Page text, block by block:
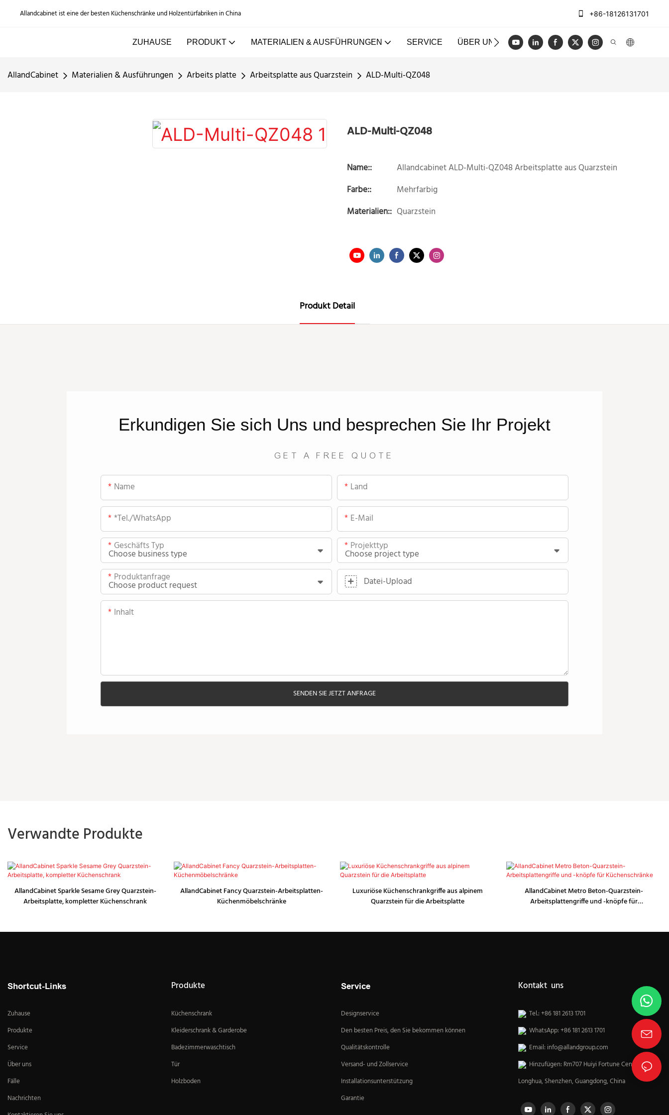
Allandcabinet ist eine der besten Küchenschränke und Holzentürfabriken in China +86-18126131701
ZUHAUSE PRODUKT MATERIALIEN & AUSFÜHRUNGEN SERVICE ÜBER UNS FÄLLE BLOGGEN VIDEO
AllandCabinet Materialien & Ausführungen Arbeits platte Arbeitsplatte aus Quarzstein ALD-Multi-QZ048
ALD-Multi-QZ048
Name::
Allandcabinet ALD-Multi-QZ048 Arbeitsplatte aus Quarzstein
Farbe::
Mehrfarbig
Materialien:: Quarzstein
Produkt Detail
Erkundigen Sie sich Uns und besprechen Sie Ihr Projekt
GET A FREE QUOTE
Name Land
*Tel./WhatsApp E-Mail
Geschäfts Typ Projekttyp
Produktanfrage Datei-Upload
Inhalt
SENDEN SIE JETZT ANFRAGE
Verwandte Produkte
AllandCabinet Sparkle Sesame Grey Quarzstein-
Arbeitsplatte, kompletter Küchenschrank
AllandCabinet Fancy Quarzstein-Arbeitsplatten-
Küchenmöbelschränke
Luxuriöse Küchenschrankgriffe aus alpinem
Quarzstein für die Arbeitsplatte
AllandCabinet Metro Beton-Quarzstein-
Arbeitsplattengriffe und -knöpfe für
Shortcut-Links
Zuhause
Produkte
Service
Über uns
Fälle
Nachrichten
Produkte
Küchenschrank
Kleiderschrank & Garderobe
Badezimmerwaschtisch
Tür
Holzboden
Service
Designservice
Den besten Preis, den Sie bekommen können
Qualitätskontrolle
Versand- und Zollservice
Installationsunterstützung
Garantie
Kontakt uns
Tel.: +86 181 2613 1701
WhatsApp: +86 181 2613 1701
Email: info@allandgroup.com
Hinzufügen: Rm707 Huiyi Fortune Center,
Longhua, Shenzhen, Guangdong, China